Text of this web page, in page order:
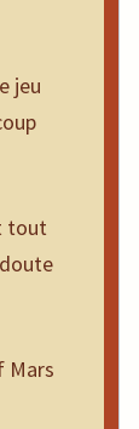
jeu
tout
Mars